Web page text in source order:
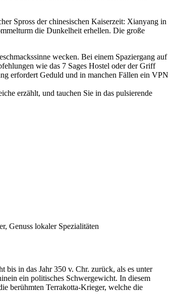
Spross der chinesischen Kaiserzeit: Xianyang in
die Dunkelheit erhellen. Die große
wecken. Bei einem Spaziergang auf
wie das 7 Sages Hostel oder der Griff
erfordert Geduld und in manchen Fällen ein VPN
erzählt, und tauchen Sie in das pulsierende
Genuss lokaler Spezialitäten
in das Jahr 350 v. Chr. zurück, als es unter
ein politisches Schwergewicht. In diesem
berühmten Terrakotta-Krieger, welche die